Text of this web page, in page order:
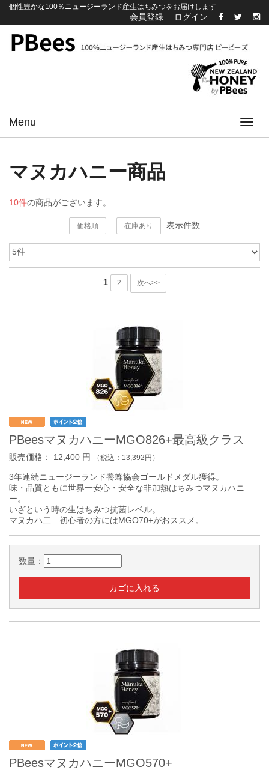
個性豊かな100％ニュージーランド産生はちみつをお届けします
会員登録 ログイン
Menu
マヌカハニー商品
10件の商品がございます。
価格順 在庫あり 表示件数
1 2 次へ>>
PBeesマヌカハニーMGO826+最高級クラス
販売価格： 12,400 円 （税込： 13,392 円）
3年連続ニュージーランド養蜂協会ゴールドメダル獲得。
味・品質ともに世界一安心・安全な非加熱はちみつマヌカハニ
ー。
いざという時の生はちみつ抗菌レベル。
マヌカハ二―初心者の方にはMGO70+がおススメ。
数量：
PBeesマヌカハニーMGO570+